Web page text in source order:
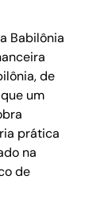
Babilônia
de
um
prática
na
de